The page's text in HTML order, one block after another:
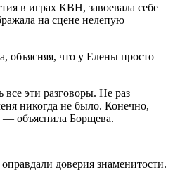
в играх КВН, завоевала себе
на сцене нелепую
объясняя, что у Елены просто
все эти разговоры. Не раз
никогда не было. Конечно,
— объяснила Борщева.
доверия знаменитости.